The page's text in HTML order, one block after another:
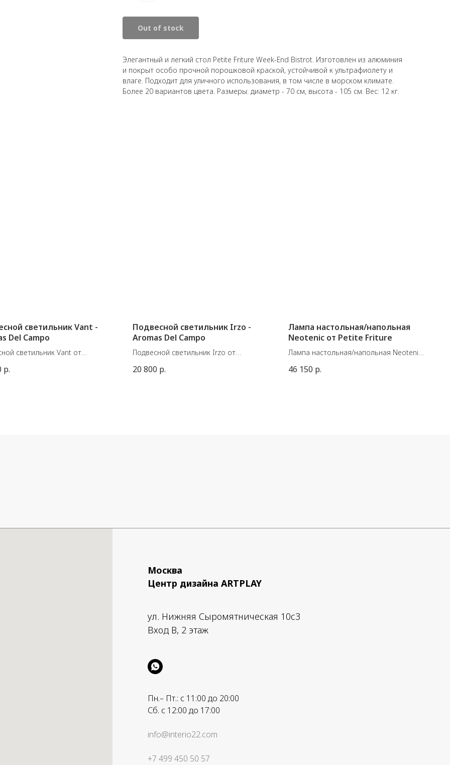
Out of stock
Элегантный и легкий стол Petite Friture Week-End Bistrot. Изготовлен из алюминия
и покрыт особо прочной порошковой краской, устойчивой к ультрафиолету и
влаге. Подходит для уличного использования, в том числе в морском климате.
Более 20 вариантов цвета. Размеры: диаметр - 70 см, высота - 105 см. Вес: 12 кг.
светильник Vant -
Del Campo
светильник Vant от
Металл, мрамор.
р.
Подвесной светильник Irzo -
Aromas Del Campo
Подвесной светильник Irzo от
Материалы: Металл / Стекло,
20 800 р.
Лампа настольная/напольная
Neotenic от Petite Friture
Лампа настольная/напольная Neotenic
Материал: стекло, керамика.
46 150 р.
Москва
Центр дизайна ARTPLAY
ул. Нижняя Сыромятническая 10с3
Вход B, 2 этаж
Пн.– Пт.: с 11:00 до 20:00
Сб. с 12:00 до 17:00
info@interio22.com
+7 499 450 50 57